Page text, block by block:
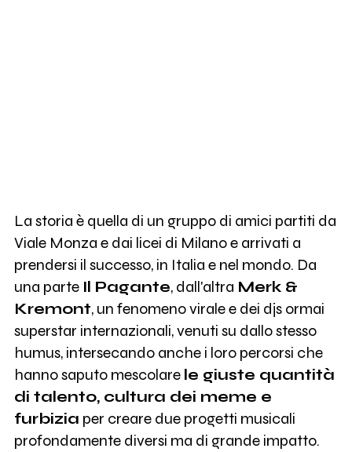
La storia è quella di un gruppo di amici partiti da
Viale Monza e dai licei di Milano e arrivati a
prendersi il successo, in Italia e nel mondo. Da
una parte Il Pagante, dall'altra Merk &
Kremont, un fenomeno virale e dei djs ormai
superstar internazionali, venuti su dallo stesso
humus, intersecando anche i loro percorsi che
hanno saputo mescolare le giuste quantità
di talento, cultura dei meme e
furbizia per creare due progetti musicali
profondamente diversi ma di grande impatto.